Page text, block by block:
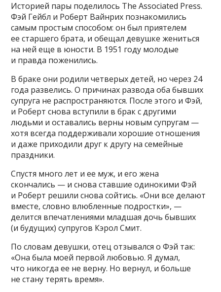
Историей пары поделилось The Associated Press.
Фэй Гейбл и Роберт Вайнрих познакомились
самым простым способом: он был приятелем
ее старшего брата, и обещал девушке жениться
на ней еще в юности. В 1951 году молодые
и правда поженились.
В браке они родили четверых детей, но через 24
года развелись. О причинах развода оба бывших
супруга не распространяются. После этого и Фэй,
и Роберт снова вступили в брак с другими
людьми и оставались верны новым супругам —
хотя всегда поддерживали хорошие отношения
и даже приходили друг к другу на семейные
праздники.
Спустя много лет и ее муж, и его жена
скончались — и снова ставшие одинокими Фэй
и Роберт решили снова сойтись. «Они все делают
вместе, словно влюбленные подростки», —
делится впечатлениями младшая дочь бывших
(и будущих) супругов Кэрол Смит.
По словам девушки, отец отзывался о Фэй так:
«Она была моей первой любовью. Я думал,
что никогда ее не верну. Но вернул, и больше
не стану терять время».